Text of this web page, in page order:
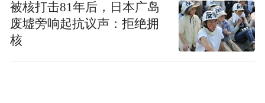
被核打击81年后，日本广岛
废墟旁响起抗议声：拒绝拥
核